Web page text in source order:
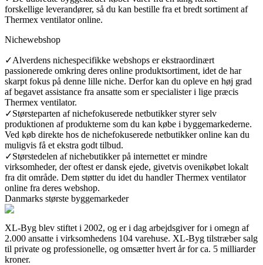
forskellige leverandører, så du kan bestille fra et bredt sortiment af
Thermex ventilator online.
Nichewebshop
✓Alverdens nichespecifikke webshops er ekstraordinært
passionerede omkring deres online produktsortiment, idet de har
skarpt fokus på denne lille niche. Derfor kan du opleve en høj grad
af begavet assistance fra ansatte som er specialister i lige præcis
Thermex ventilator.
✓Størsteparten af nichefokuserede netbutikker styrer selv
produktionen af produkterne som du kan købe i byggemarkederne.
Ved køb direkte hos de nichefokuserede netbutikker online kan du
muligvis få et ekstra godt tilbud.
✓Størstedelen af nichebutikker på internettet er mindre
virksomheder, der oftest er dansk ejede, givetvis ovenikøbet lokalt
fra dit område. Dem støtter du idet du handler Thermex ventilator
online fra deres webshop.
Danmarks største byggemarkeder
XL-Byg blev stiftet i 2002, og er i dag arbejdsgiver for i omegn af
2.000 ansatte i virksomhedens 104 varehuse. XL-Byg tilstræber salg
til private og professionelle, og omsætter hvert år for ca. 5 milliarder
kroner.